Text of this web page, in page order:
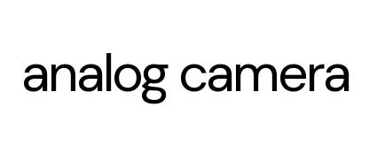
analog camera